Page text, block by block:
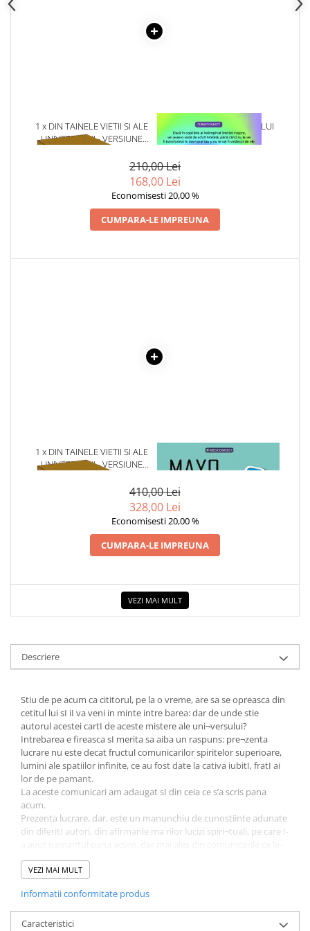
1 x DIN TAINELE VIETII SI ALE
UNIVERSULUI - VERSIUNE
VOLUMELE I-III. CUTIE DE
COLECTIE -SCARLAT
1 x VINDECAREA COPILULUI
INTERIOR
210,00 Lei
168,00 Lei
Economisesti 20,00 %
CUMPARA-LE IMPREUNA
1 x DIN TAINELE VIETII SI ALE
UNIVERSULUI - VERSIUNE
VOLUMELE I-III. CUTIE DE
COLECTIE -SCARLAT
1 x MAYO CLINIC. CARTEA
ESENTIALA DESPRE DIABETUL
410,00 Lei
328,00 Lei
Economisesti 20,00 %
CUMPARA-LE IMPREUNA
VEZI MAI MULT
Descriere
Stiu de pe acum ca cititorul, pe la o vreme, are sa se opreasca din
cetitul lui sI iI va veni in minte intre barea: dar de unde stie
autorul acestei cartI de aceste mistere ale uni¬versului?
Intrebarea e fireasca sI merita sa aiba un raspuns: pre¬zenta
lucrare nu este decat fructul comunicarilor spiritelor superioare,
lumini ale spatiilor infinite, ce au fost date la cativa iubitI, fratI ai
lor de pe pamant.
La aceste comunicari am adaugat sI din ceia ce s’a scris pana
acum.
Prezenta lucrare, dar, este un manunchiu de cunostiinte adunate
din diferitI autori, din afirmarile ma rilor lucizi spiri¬tuali, pe care I-
am primit de la marile lumini ceresti.
Desigur, cele ce vor fi descrise in acest tratat vor trece de
in¬telege, aprecia, sorbi cu nesatiu, pana la ultima pagina. Cei
neajunsI la nivelul acestor destaI nuiri, vor zambi, socotindu-le ca
fantezii, ca rataciri ale unor mintI bolnave. Acestora le re¬comand
VEZI MAI MULT
Informatii conformitate produs
Caracteristici